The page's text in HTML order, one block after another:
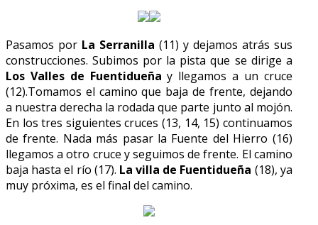
Pasamos por La Serranilla (11) y dejamos atrás sus
construcciones. Subimos por la pista que se dirige a
Los Valles de Fuentidueña y llegamos a un cruce
(12).Tomamos el camino que baja de frente, dejando
a nuestra derecha la rodada que parte junto al mojón.
En los tres siguientes cruces (13, 14, 15) continuamos
de frente. Nada más pasar la Fuente del Hierro (16)
llegamos a otro cruce y seguimos de frente. El camino
baja hasta el río (17). La villa de Fuentidueña (18), ya
muy próxima, es el final del camino.